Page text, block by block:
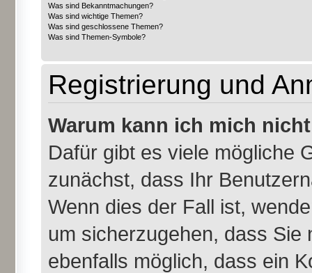
Was sind Bekanntmachungen?
Was sind wichtige Themen?
Was sind geschlossene Themen?
Was sind Themen-Symbole?
Registrierung und
Warum kann ich mich
Dafür gibt es viele mögliche
zunächst, dass Ihr
Wenn dies der Fall ist,
um sicherzugehen, dass
ebenfalls möglich, dass ein